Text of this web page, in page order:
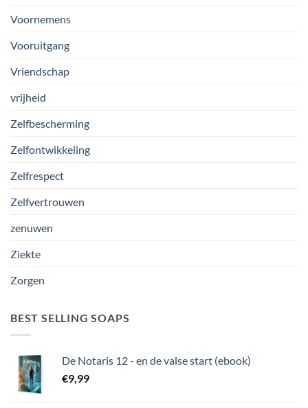
Voornemens
Vooruitgang
Vriendschap
vrijheid
Zelfbescherming
Zelfontwikkeling
Zelfrespect
Zelfvertrouwen
zenuwen
Ziekte
Zorgen
BEST SELLING SOAPS
De Notaris 12 - en de valse start (ebook)
€9,99